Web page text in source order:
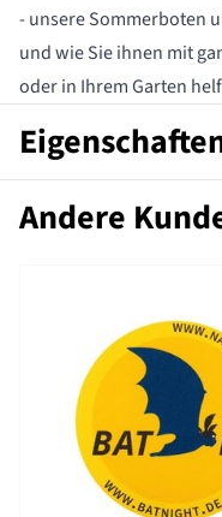
- unsere Sommerboten
und wie Sie ihnen mit
oder in Ihrem Garten
Artikelnummer
Andere